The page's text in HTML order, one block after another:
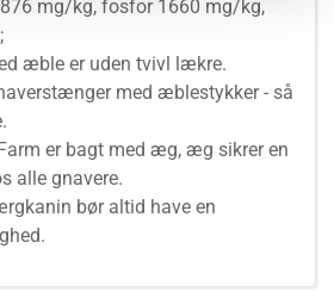
mg/kg, fosfor 1660 mg/kg,
æble er uden tvivl lækre.
med æblestykker - så
er bagt med æg, æg sikrer en
alle gnavere.
bør altid have en